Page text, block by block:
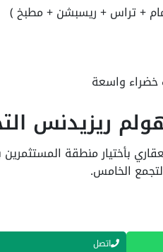
خضراء واسعة
ريزيدنس
بأختيار منطقة
الخامس.
اتصل